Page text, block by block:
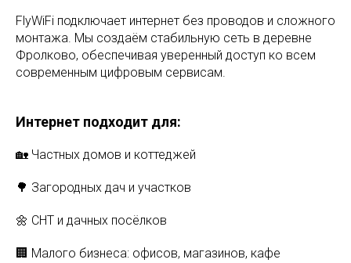
FlyWiFi подключает интернет без проводов и сложного
монтажа. Мы создаём стабильную сеть в деревне
Фролково, обеспечивая уверенный доступ ко всем
современным цифровым сервисам.
Интернет подходит для:
🏡 Частных домов и коттеджей
🌳 Загородных дач и участков
🌼 СНТ и дачных посёлков
🏢 Малого бизнеса: офисов, магазинов, кафе